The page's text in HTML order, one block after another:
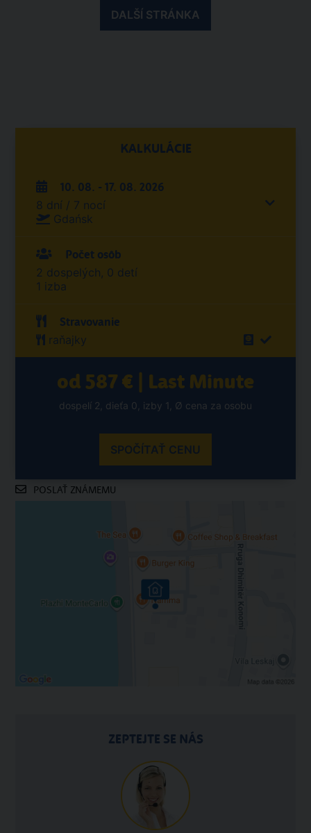
DALŠÍ STRÁNKA
KALKULÁCIE
10. 08. - 17. 08. 2026
8 dní / 7 nocí
Gdańsk
Počet osôb
2 dospelých, 0 detí
1 izba
Stravovanie
raňajky
od 587 € | Last Minute
dospelí 2, dieťa 0, izby 1, Ø cena za osobu
SPOČÍTAŤ CENU
POSLAŤ ZNÁMEMU
ZEPTEJTE SE NÁS